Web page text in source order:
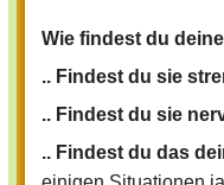
Wie findest du
.. Findest du sie
.. Findest du sie
.. Findest du das